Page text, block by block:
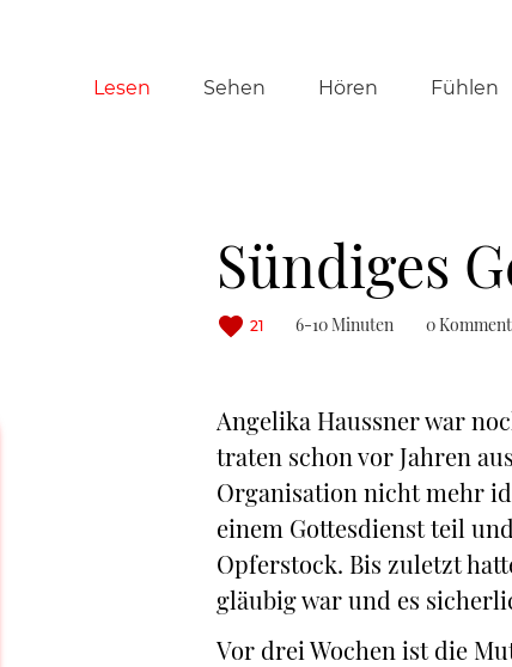
Navigation
Lesen Sehen Hören Fühlen
Sündiges
21 6-10 Minuten 0
Angelika Haussner war
traten schon vor Jahren
Organisation nicht mehr
einem Gottesdienst teil
Opferstock. Bis zuletzt
gläubig war und es
Vor drei Wochen ist die